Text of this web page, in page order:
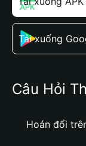
Tải xuống
Câu Hỏi
Hoán đổi